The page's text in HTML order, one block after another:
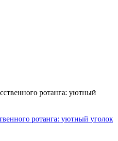
ротанга: уютный уголок